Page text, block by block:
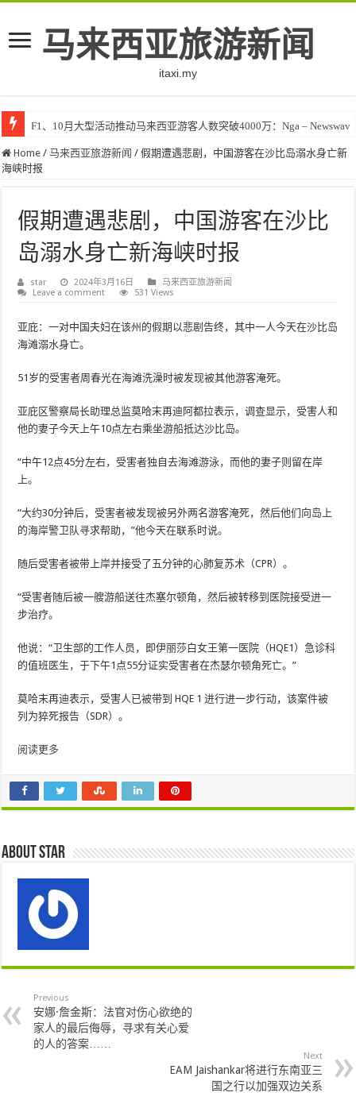
马来西亚旅游新闻
itaxi.my
F1、10月大型活动推动马来西亚游客人数突破4000万：Nga – Newswav
Home / 马来西亚旅游新闻 / 假期遭遇悲剧，中国游客在沙比岛溺水身亡新
海峡时报
假期遭遇悲剧，中国游客在沙比
岛溺水身亡新海峡时报
star 2024年3月16日
马来西亚旅游新闻
Leave a comment
531 Views
亚庇：一对中国夫妇在该州的假期以悲剧告终，其中一人今天在沙比岛
海滩溺水身亡。
51岁的受害者周春光在海滩洗澡时被发现被其他游客淹死。
亚庇区警察局长助理总监莫哈末再迪阿都拉表示，调查显示，受害人和
他的妻子今天上午10点左右乘坐游船抵达沙比岛。
“中午12点45分左右，受害者独自去海滩游泳，而他的妻子则留在岸
上。
“大约30分钟后，受害者被发现被另外两名游客淹死，然后他们向岛上
的海岸警卫队寻求帮助，”他今天在联系时说。
随后受害者被带上岸并接受了五分钟的心肺复苏术（CPR）。
“受害者随后被一艘游船送往杰塞尔顿角，然后被转移到医院接受进一
步治疗。
他说：“卫生部的工作人员，即伊丽莎白女王第一医院（HQE1）急诊科
的值班医生，于下午1点55分证实受害者在杰瑟尔顿角死亡。”
莫哈末再迪表示，受害人已被带到 HQE 1 进行进一步行动，该案件被
列为猝死报告（SDR）。
阅读更多
About star
Previous
安娜·詹金斯：法官对伤心欲绝的
家人的最后侮辱，寻求有关心爱
的人的答案……
Next
EAM Jaishankar将进行东南亚三
国之行以加强双边关系